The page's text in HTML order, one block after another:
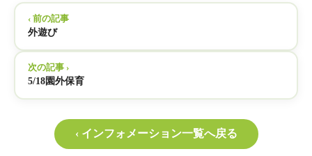
‹ 前の記事
外遊び
次の記事 ›
5/18園外保育
‹ インフォメーション一覧へ戻る